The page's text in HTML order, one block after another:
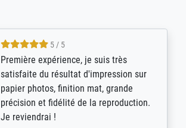
4.8 / 5
Qualité absolument irréprochable.
Extraordinaire diversité des thèmes
abordés et personnalisation des
demandes (recadrage, réajustement des
couleurs). Relation clientèle parfaite.